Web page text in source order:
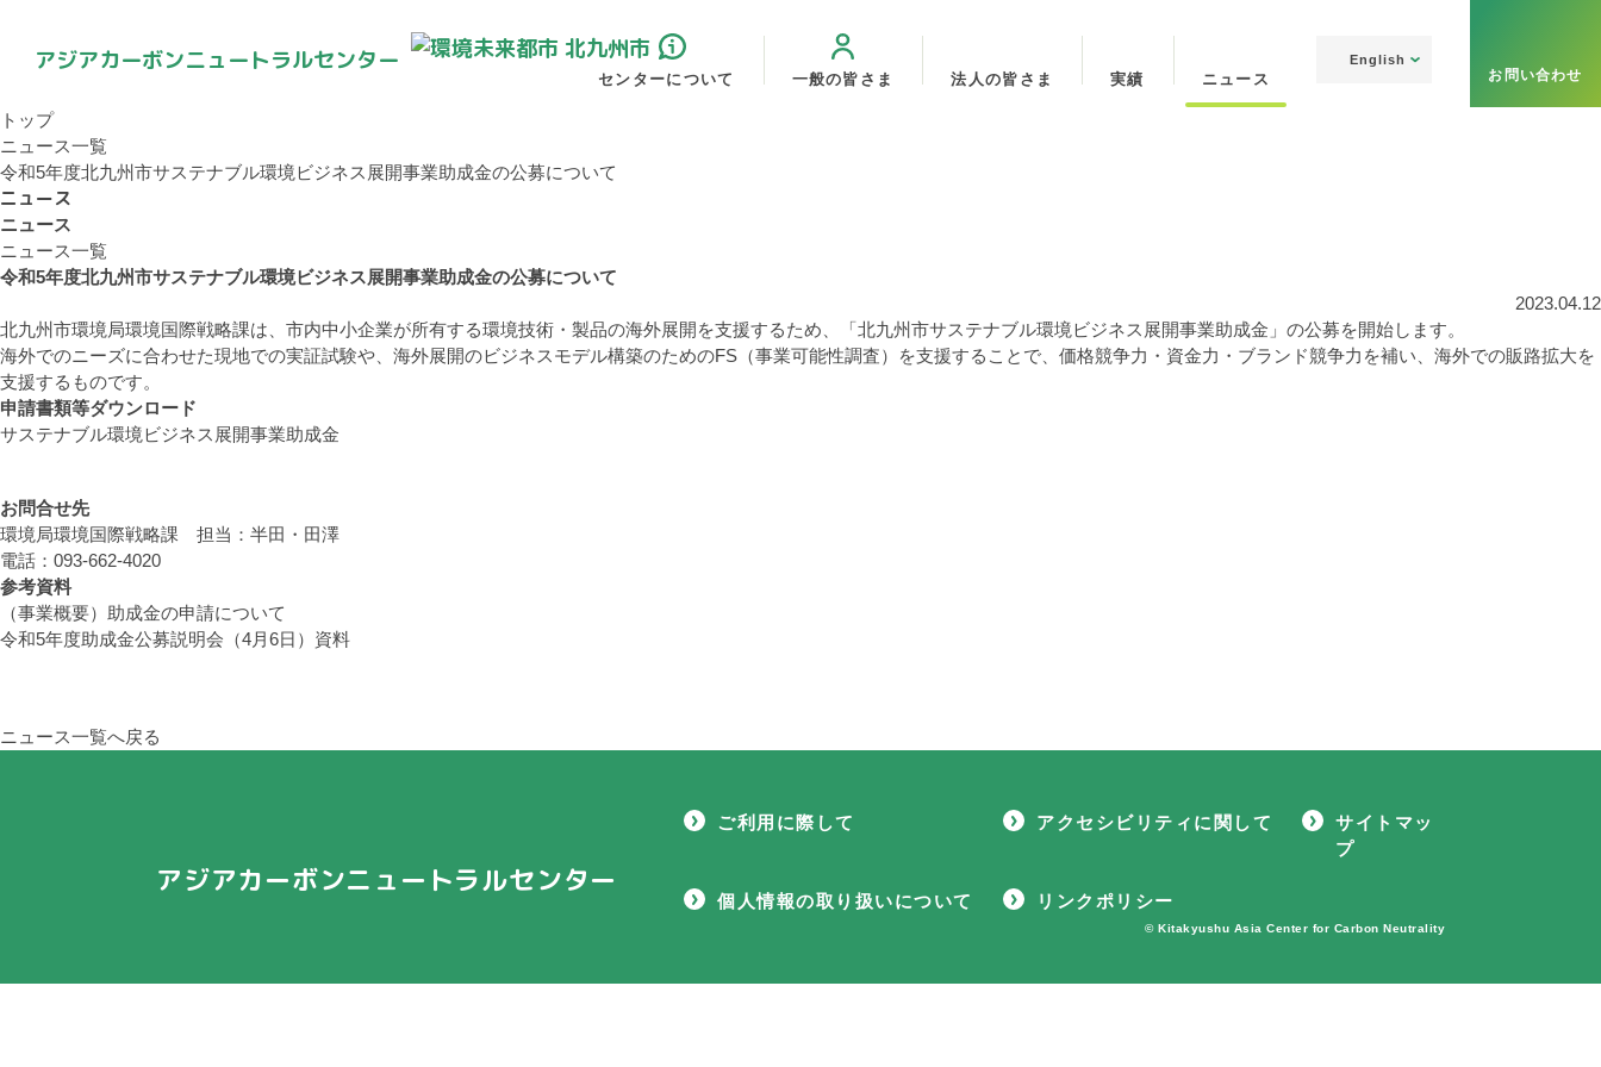
アジアカーボンニュートラルセンター
センターについて 一般の皆さま 法人の皆さま 実績 ニュース
English
お問い合わせ
トップ
ニュース一覧
令和5年度北九州市サステナブル環境ビジネス展開事業助成金の公募について
ニュース
ニュース
ニュース一覧
令和5年度北九州市サステナブル環境ビジネス展開事業助成金の公募について
2023.04.12
北九州市環境局環境国際戦略課は、市内中小企業が所有する環境技術・製品の海外展開を支援するため、「北九州市サステナブル環境ビジネス展開事業助成金」の公募を開始します。
海外でのニーズに合わせた現地での実証試験や、海外展開のビジネスモデル構築のためのFS（事業可能性調査）を支援することで、価格競争力・資金力・ブランド競争力を補い、海外での販路拡大を
支援するものです。
申請書類等ダウンロード
サステナブル環境ビジネス展開事業助成金
お問合せ先
環境局環境国際戦略課 担当：半田・田澤
電話：093-662-4020
参考資料
（事業概要）助成金の申請について
令和5年度助成金公募説明会（4月6日）資料
ニュース一覧へ戻る
アジアカーボンニュートラルセンター
ご利用に際して
個人情報の取り扱いについて
アクセシビリティに関して
リンクポリシー
サイトマッ
プ
© Kitakyushu Asia Center for Carbon Neutrality